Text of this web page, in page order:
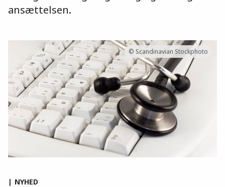
ansættelsen.
© Scandinavian Stockphoto
NYHED